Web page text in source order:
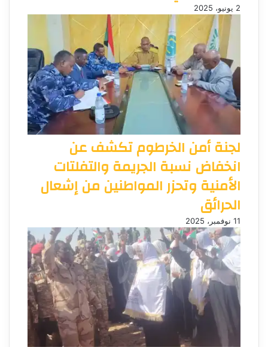
2 يونيو، 2025
لجنة أمن الخرطوم تكشف عن
انخفاض نسبة الجريمة والتفلتات
الأمنية وتحزر المواطنين من إشعال
الحرائق
11 نوفمبر، 2025